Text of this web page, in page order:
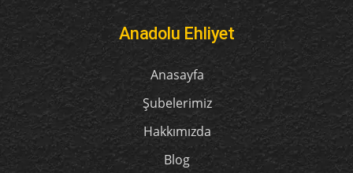
Anadolu Ehliyet
Anasayfa
Şubelerimiz
Hakkımızda
Blog